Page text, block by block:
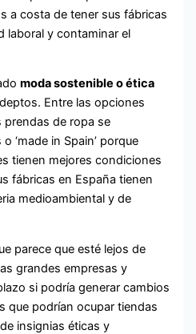
a costa de tener sus fábricas
laboral y contaminar el
moda sostenible o ética
Entre las opciones
prendas de ropa se
‘made in Spain’ porque
tienen mejores condiciones
fábricas en España tienen
medioambiental y de
parece que esté lejos de
grandes empresas y
si podría generar cambios
que podrían ocupar tiendas
insignias éticas y